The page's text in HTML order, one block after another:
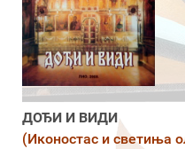
ДОЂИ И ВИДИ
(Иконостас и светиња